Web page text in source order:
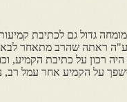
גדול גם לכתיבת
ע"ה ראתה שהרב מתאחר
רכון על כתיבת הקמיע,
על הקמיע אחר עמל